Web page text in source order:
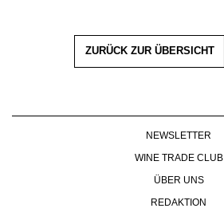
ZURÜCK ZUR ÜBERSICHT
NEWSLETTER
WINE TRADE CLUB
ÜBER UNS
REDAKTION